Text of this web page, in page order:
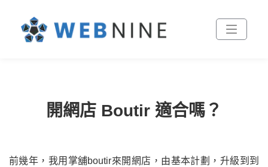
開網店 Boutir 適合嗎？
前幾年，我用掌舖boutir來開網店，由基本計劃，升級到到